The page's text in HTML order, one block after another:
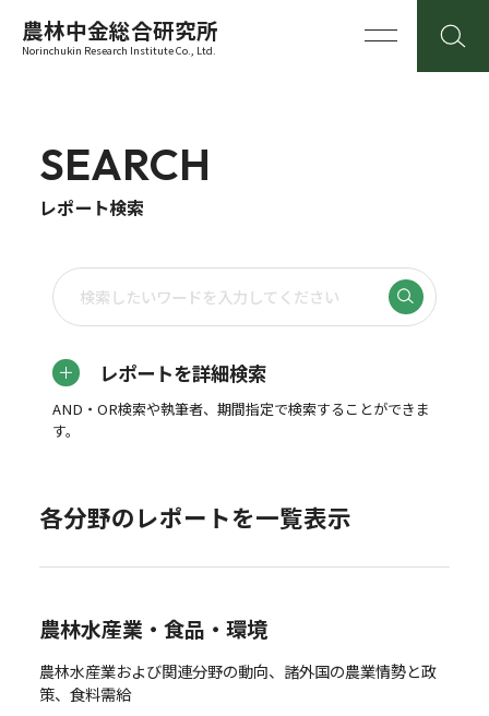
農林中金総合研究所
Norinchukin Research Institute Co., Ltd.
SEARCH
レポート検索
レポートを詳細検索
AND・OR検索や執筆者、期間指定で検索することができま
す。
各分野のレポートを一覧表示
農林水産業・食品・環境
農林水産業および関連分野の動向、諸外国の農業情勢と政
策、食料需給